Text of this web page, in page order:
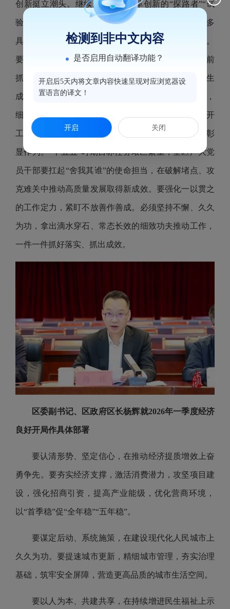
创新挺立潮头。继续当好省市改革创新的“探路者”“试
验田”，积极承接更多国家和省市改革试点，推出更多
具有鼓楼特色、可复制能推广的改革品牌、创新经验。
要永葆一刻不停的拼劲韧劲，雷厉风行大干快上。抢前
抓早谋项目，紧紧把握政策机遇，优化重大项目谋划生
成机制，不断做优做大项目储备库。全力以赴拼项目，
细化项目建设目标，紧抓快干，推动项目早落地、早开
工、早见效。要磨砺一抓到底的务实作风，克难攻坚彰
显作为。“十五五”时期目标任务艰巨繁重，全区广大党
员干部要扛起“舍我其谁”的使命担当，在破解堵点、攻
克难关中推动高质量发展取得新成效。要强化一以贯之
的工作定力，紧盯不放善作善成。必须坚持不懈、久久
为功，拿出滴水穿石、常态长效的细致功夫推动工作，
一件一件抓好落实、抓出成效。
区委副书记、区政府区长杨辉就2026年一季度经济
良好开局作具体部署
要认清形势、坚定信心，在推动经济提质增效上奋
勇争先。要夯实经济支撑，激活消费潜力，攻坚项目建
设，强化招商引资，提高产业能级，优化营商环境，
以“首季稳”促“全年稳”“五年稳”。
要谋定后动、系统施策，在建设现代化人民城市上
久久为功。要提速城市更新，精细城市管理，夯实治理
基础，筑牢安全屏障，营造更高品质的城市生活空间。
要以人为本、共建共享，在持续增进民生福祉上示
检测到非中文内容
是否启用自动翻译功能？
开启后5天内将文章内容快速呈现对应浏览器设
置语言的译文！
开启 关闭